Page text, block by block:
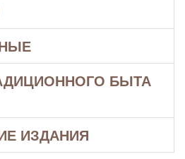
БЫТА
ИЗДАНИЯ